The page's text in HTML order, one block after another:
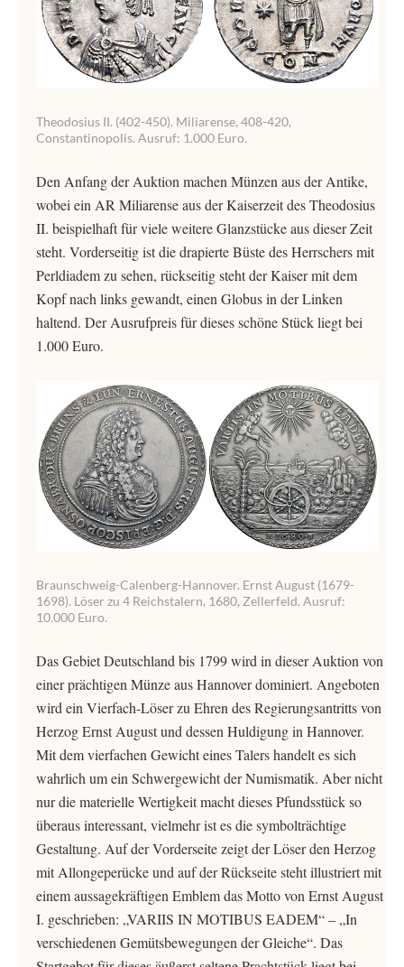
Theodosius II. (402-450). Miliarense, 408-420,
Constantinopolis. Ausruf: 1.000 Euro.
Den Anfang der Auktion machen Münzen aus der Antike,
wobei ein AR Miliarense aus der Kaiserzeit des Theodosius
II. beispielhaft für viele weitere Glanzstücke aus dieser Zeit
steht. Vorderseitig ist die drapierte Büste des Herrschers mit
Perldiadem zu sehen, rückseitig steht der Kaiser mit dem
Kopf nach links gewandt, einen Globus in der Linken
haltend. Der Ausrufpreis für dieses schöne Stück liegt bei
1.000 Euro.
Braunschweig-Calenberg-Hannover. Ernst August (1679-
1698). Löser zu 4 Reichstalern, 1680, Zellerfeld. Ausruf:
10.000 Euro.
Das Gebiet Deutschland bis 1799 wird in dieser Auktion von
einer prächtigen Münze aus Hannover dominiert. Angeboten
wird ein Vierfach-Löser zu Ehren des Regierungsantritts von
Herzog Ernst August und dessen Huldigung in Hannover.
Mit dem vierfachen Gewicht eines Talers handelt es sich
wahrlich um ein Schwergewicht der Numismatik. Aber nicht
nur die materielle Wertigkeit macht dieses Pfundsstück so
überaus interessant, vielmehr ist es die symbolträchtige
Gestaltung. Auf der Vorderseite zeigt der Löser den Herzog
mit Allongeperücke und auf der Rückseite steht illustriert mit
einem aussagekräftigen Emblem das Motto von Ernst August
I. geschrieben: „VARIIS IN MOTIBUS EADEM“ – „In
verschiedenen Gemütsbewegungen der Gleiche“. Das